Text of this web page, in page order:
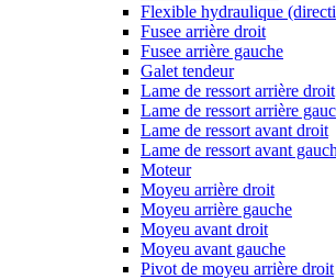
Flexible hydraulique
Fusee arrière droit
Fusee arrière gauche
Galet tendeur
Lame de ressort arrière droit
Lame de ressort arrière
Lame de ressort avant droit
Lame de ressort avant
Moteur
Moyeu arrière droit
Moyeu arrière gauche
Moyeu avant droit
Moyeu avant gauche
Pivot de moyeu arrière droit